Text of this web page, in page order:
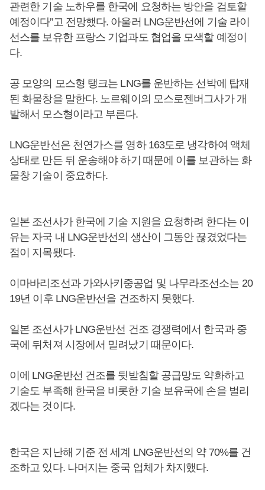
관련한 기술 노하우를 한국에 요청하는 방안을 검토할
예정이다”고 전망했다. 아울러 LNG운반선에 기술 라이
선스를 보유한 프랑스 기업과도 협업을 모색할 예정이
다.
공 모양의 모스형 탱크는 LNG를 운반하는 선박에 탑재
된 화물창을 말한다. 노르웨이의 모스로젠버그사가 개
발해서 모스형이라고 부른다.
LNG운반선은 천연가스를 영하 163도로 냉각하여 액체
상태로 만든 뒤 운송해야 하기 때문에 이를 보관하는 화
물창 기술이 중요하다.
일본 조선사가 한국에 기술 지원을 요청하려 한다는 이
유는 자국 내 LNG운반선의 생산이 그동안 끊겼었다는
점이 지목됐다.
이마바리조선과 가와사키중공업 및 나무라조선소는 20
19년 이후 LNG운반선을 건조하지 못했다.
일본 조선사가 LNG운반선 건조 경쟁력에서 한국과 중
국에 뒤처져 시장에서 밀려났기 때문이다.
이에 LNG운반선 건조를 뒷받침할 공급망도 약화하고
기술도 부족해 한국을 비롯한 기술 보유국에 손을 벌리
겠다는 것이다.
한국은 지난해 기준 전 세계 LNG운반선의 약 70%를 건
조하고 있다. 나머지는 중국 업체가 차지했다.